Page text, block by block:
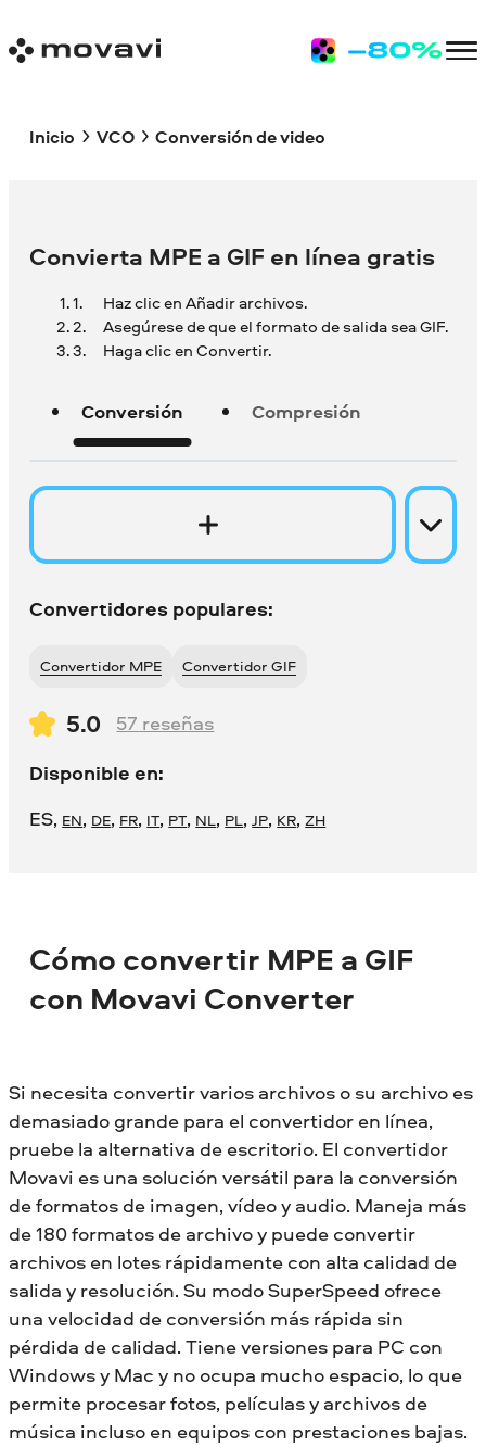
Inicio VCO Conversión de video
Convierta MPE a GIF en línea gratis
Haz clic en Añadir archivos.
Asegúrese de que el formato de salida sea GIF.
Haga clic en Convertir.
Conversión Compresión
Convertidores populares:
Convertidor MPE Convertidor GIF
5.0 57 reseñas
Disponible en:
ES, EN, DE, FR, IT, PT, NL, PL,JP, KR,ZH
Cómo convertir MPE a GIF
con Movavi Converter
Si necesita convertir varios archivos o su archivo es
demasiado grande para el convertidor en línea,
pruebe la alternativa de escritorio. El convertidor
Movavi es una solución versátil para la conversión
de formatos de imagen, vídeo y audio. Maneja más
de 180 formatos de archivo y puede convertir
archivos en lotes rápidamente con alta calidad de
salida y resolución. Su modo SuperSpeed ofrece
una velocidad de conversión más rápida sin
pérdida de calidad. Tiene versiones para PC con
Windows y Mac y no ocupa mucho espacio, lo que
permite procesar fotos, películas y archivos de
música incluso en equipos con prestaciones bajas.